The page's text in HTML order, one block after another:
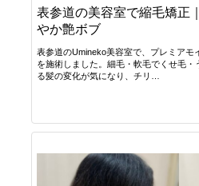
表参道の美容室で縮毛矯正
やか艶ボブ
表参道のUmineko美容室で、プレミアモ
を施術しました。細毛・軟毛でくせ毛・
る髪の変化が気になり、チリ…